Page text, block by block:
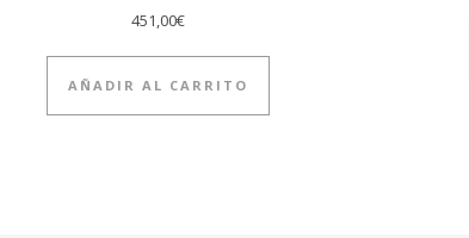
451,00€
AÑADIR AL CARRITO